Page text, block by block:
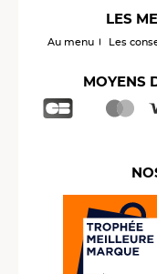
LES
Au menu Les
MOYENS